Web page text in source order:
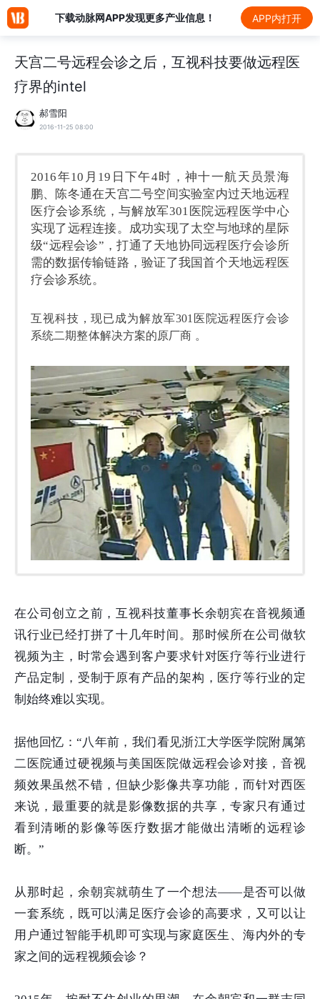
下载动脉网APP发现更多产业信息！ APP内打开
天宫二号远程会诊之后，互视科技要做远程医
疗界的intel
郝雪阳
2016-11-25 08:00
2016年10月19日下午4时，神十一航天员景海
鹏、陈冬通在天宫二号空间实验室内过天地远程
医疗会诊系统，与解放军301医院远程医学中心
实现了远程连接。成功实现了太空与地球的星际
级“远程会诊”，打通了天地协同远程医疗会诊所
需的数据传输链路，验证了我国首个天地远程医
疗会诊系统。
互视科技，现已 成为解放军301医院远程医疗会诊
系统二期整体解决方案的原厂商 。
在公司创立之前，互视科技董事长余朝宾在音视频通
讯行业已经打拼了十几年时间。那时候所在公司做软
视频为主，时常会遇到客户要求针对医疗等行业进行
产品定制，受制于原有产品的架构，医疗等行业的定
制始终难以实现。
据他回忆：“八年前，我们看见浙江大学医学院附属第
二医院通过硬视频与美国医院做远程会诊对接，音视
频效果虽然不错，但缺少影像共享功能，而针对西医
来说，最重要的就是影像数据的共享，专家只有通过
看到清晰的影像等医疗数据才能做出清晰的远程诊
断。”
从那时起，余朝宾就萌生了一个想法——是否可以做
一套系统，既可以满足医疗会诊的高要求，又可以让
用户通过智能手机即可实现与家庭医生、海内外的专
家之间的远程视频会诊？